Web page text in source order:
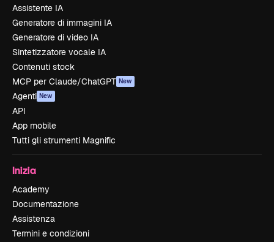
Assistente IA
Generatore di immagini IA
Generatore di video IA
Sintetizzatore vocale IA
Contenuti stock
MCP per Claude/ChatGPT New
Agenti New
API
App mobile
Tutti gli strumenti Magnific
Inizia
Academy
Documentazione
Assistenza
Termini e condizioni